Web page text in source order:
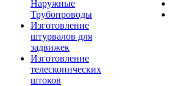
Наружные
Трубопроводы
Изготовление
штурвалов для
задвижек
Изготовление
телескопических
штоков